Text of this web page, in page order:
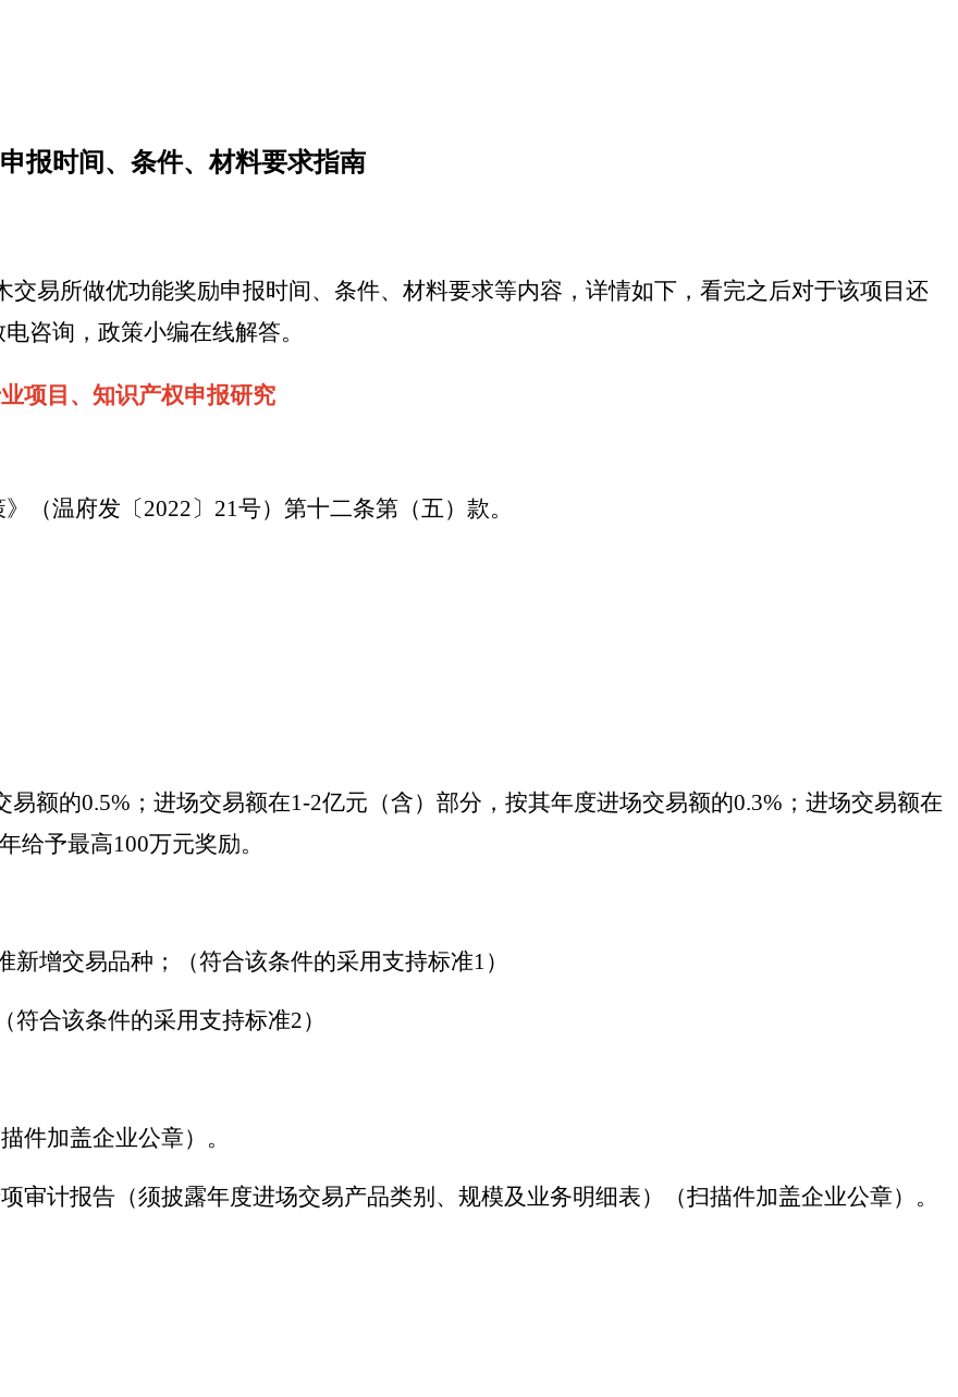
报时间、条件、材料要求指南
交易所做优功能奖励申报时间、条件、材料要求等内容，详情如下，看完之后对于该项目还
咨询，政策小编在线解答。
项目 、 知识产权申报研究
（温府发〔2022〕21号）第十二条第（五）款。
额的0.5%；进场交易额在1-2亿元（含）部分，按其年度进场交易额的0.3%；进场交易额在
给予最高100万元奖励。
增交易品种；（符合该条件的采用支持标准1）
合该条件的采用支持标准2）
件加盖企业公章）。
审计报告（须披露年度进场交易产品类别、规模及业务明细表）（扫描件加盖企业公章）。